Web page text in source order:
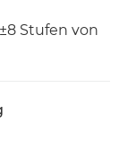
Stufen von